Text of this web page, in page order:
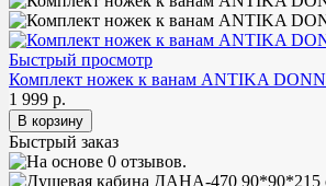
Быстрый просмотр
Комплект ножек к ванам ANTIKA
1 999 р.
Быстрый заказ